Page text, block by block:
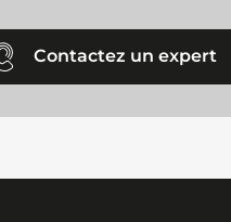
Contactez un expert